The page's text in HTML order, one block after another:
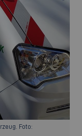
Foto: